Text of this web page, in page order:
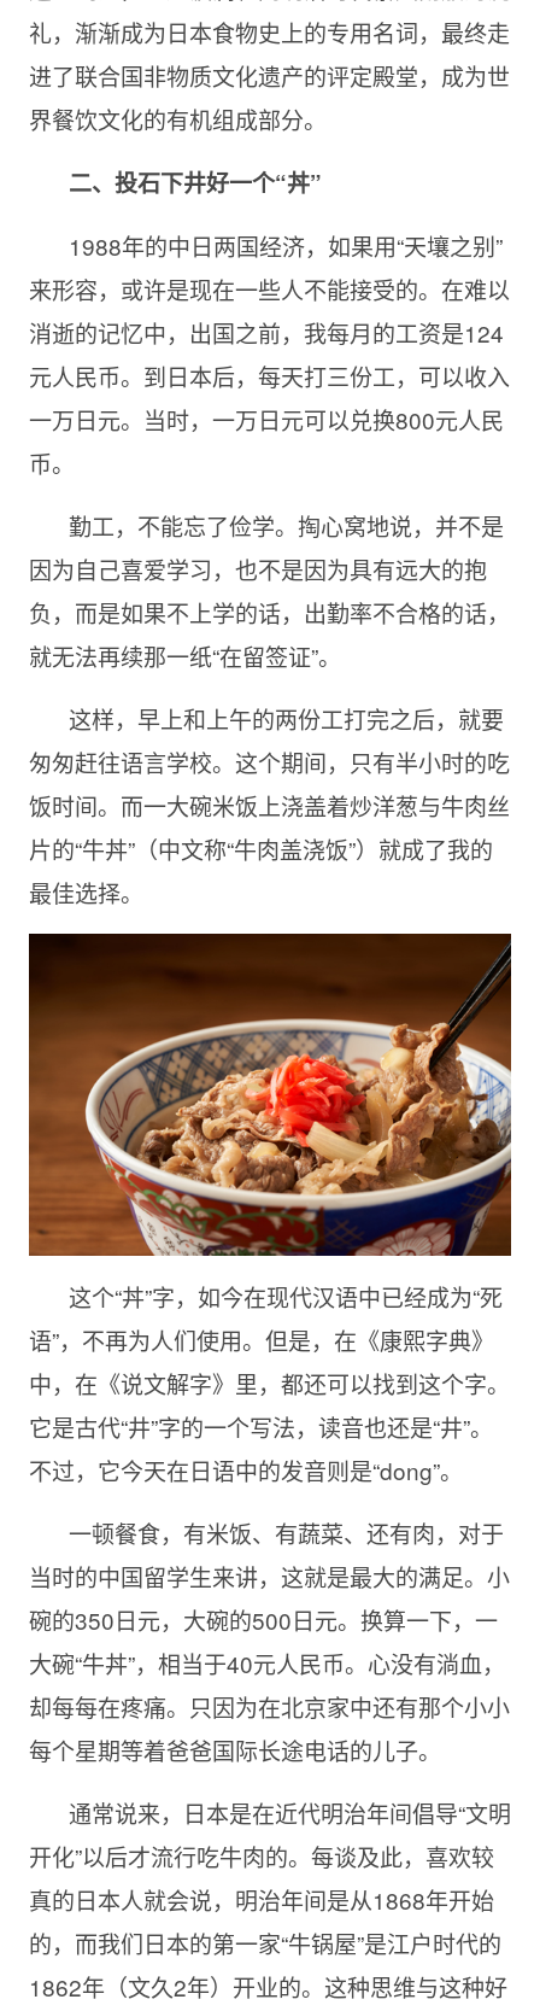
礼，渐渐成为日本食物史上的专用名词，最终走
进了联合国非物质文化遗产的评定殿堂，成为世
界餐饮文化的有机组成部分。
二、投石下井好一个“丼”
1988年的中日两国经济，如果用“天壤之别”
来形容，或许是现在一些人不能接受的。在难以
消逝的记忆中，出国之前，我每月的工资是124
元人民币。到日本后，每天打三份工，可以收入
一万日元。当时，一万日元可以兑换800元人民
币。
勤工，不能忘了俭学。掏心窝地说，并不是
因为自己喜爱学习，也不是因为具有远大的抱
负，而是如果不上学的话，出勤率不合格的话，
就无法再续那一纸“在留签证”。
这样，早上和上午的两份工打完之后，就要
匆匆赶往语言学校。这个期间，只有半小时的吃
饭时间。而一大碗米饭上浇盖着炒洋葱与牛肉丝
片的“牛丼”（中文称“牛肉盖浇饭”）就成了我的
最佳选择。
这个“丼”字，如今在现代汉语中已经成为“死
语”，不再为人们使用。但是，在《康熙字典》
中，在《说文解字》里，都还可以找到这个字。
它是古代“井”字的一个写法，读音也还是“井”。
不过，它今天在日语中的发音则是“dong”。
一顿餐食，有米饭、有蔬菜、还有肉，对于
当时的中国留学生来讲，这就是最大的满足。小
碗的350日元，大碗的500日元。换算一下，一
大碗“牛丼”，相当于40元人民币。心没有淌血，
却每每在疼痛。只因为在北京家中还有那个小小
每个星期等着爸爸国际长途电话的儿子。
通常说来，日本是在近代明治年间倡导“文明
开化”以后才流行吃牛肉的。每谈及此，喜欢较
真的日本人就会说，明治年间是从1868年开始
的，而我们日本的第一家“牛锅屋”是江户时代的
1862年（文久2年）开业的。这种思维与这种好